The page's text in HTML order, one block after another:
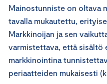
Mainostunniste on oltava
tavalla mukautettu,
Markkinoijan ja sen
varmistettava, että sisältö
markkinointina
periaatteiden mukaisesti